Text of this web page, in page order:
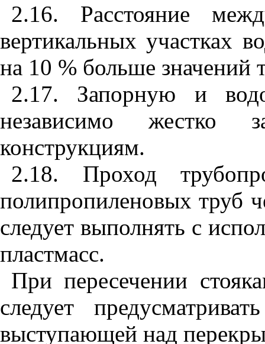
2.16. Расстояние
вертикальных участках
на 10 % больше значений
2.17. Запорную и
независимо жестко
конструкциям.
2.18. Проход
полипропиленовых труб
следует выполнять с
пластмасс.
При пересечении
следует
выступающей над